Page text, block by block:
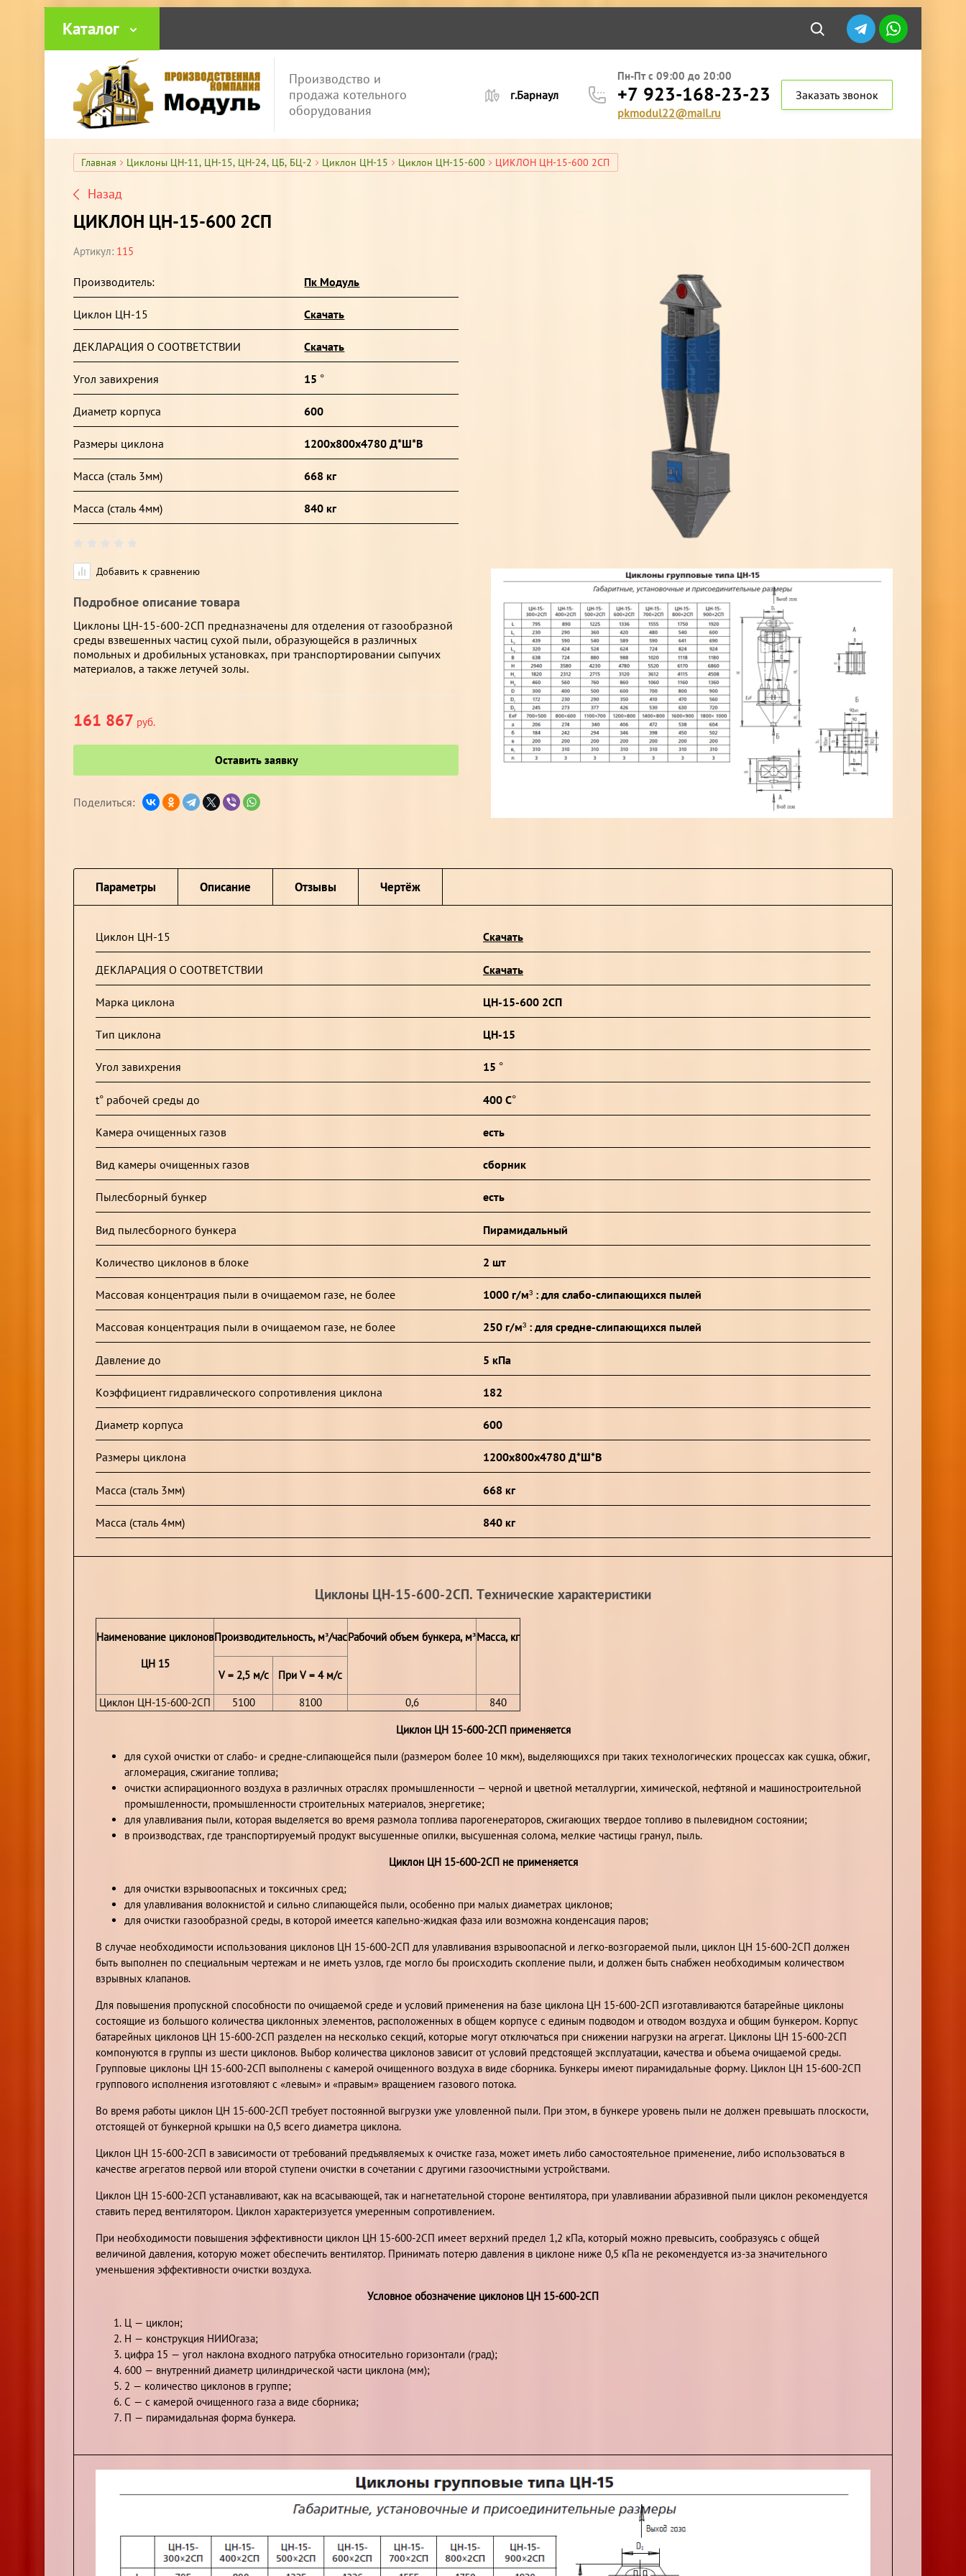
Каталог
Производство и
продажа котельного
оборудования
г.Барнаул
Пн-Пт с 09:00 до 20:00
+7 923-168-23-23
pkmodul22@mail.ru
Заказать звонок
Главная Циклоны ЦН-11, ЦН-15, ЦН-24, ЦБ, БЦ-2 Циклон ЦН-15 Циклон ЦН-15-600 ЦИКЛОН ЦН-15-600 2СП
Назад
ЦИКЛОН ЦН-15-600 2СП
Артикул: 115
Производитель: Пк Модуль
Циклон ЦН-15 Скачать
ДЕКЛАРАЦИЯ О СООТВЕТСТВИИ Скачать
Угол завихрения 15 °
Диаметр корпуса 600
Размеры циклона 1200х800х4780 Д*Ш*В
Масса (сталь 3мм) 668 кг
Масса (сталь 4мм) 840 кг
Добавить к сравнению
Подробное описание товара
Циклоны ЦН-15-600-2СП предназначены для отделения от газообразной
среды взвешенных частиц сухой пыли, образующейся в различных
помольных и дробильных установках, при транспортировании сыпучих
материалов, а также летучей золы.
161 867 руб.
Оставить заявку
Поделиться:
Параметры Описание Отзывы Чертёж
Циклон ЦН-15 Скачать
ДЕКЛАРАЦИЯ О СООТВЕТСТВИИ Скачать
Марка циклона ЦН-15-600 2СП
Тип циклона ЦН-15
Угол завихрения 15 °
t° рабочей среды до 400 С°
Камера очищенных газов есть
Вид камеры очищенных газов сборник
Пылесборный бункер есть
Вид пылесборного бункера Пирамидальный
Количество циклонов в блоке 2 шт
Массовая концентрация пыли в очищаемом газе, не более 1000 г/м³ : для слабо-слипающихся пылей
Массовая концентрация пыли в очищаемом газе, не более 250 г/м³ : для средне-слипающихся пылей
Давление до 5 кПа
Коэффициент гидравлического сопротивления циклона 182
Диаметр корпуса 600
Размеры циклона 1200х800х4780 Д*Ш*В
Масса (сталь 3мм) 668 кг
Масса (сталь 4мм) 840 кг
Циклоны ЦН-15-600-2СП. Технические характеристики
Наименование циклонов
ЦН 15
Производительность, м³/часРабочий объем бункера, м³Масса, кг
V = 2,5 м/с
При V = 4 м/с
Циклон ЦН-15-600-2СП
5100 8100 0,6
840
Циклон ЦН 15-600-2СП применяется
для сухой очистки от слабо- и средне-слипающейся пыли (размером более 10 мкм), выделяющихся при таких технологических процессах как сушка, обжиг,
агломерация, сжигание топлива;
очистки аспирационного воздуха в различных отраслях промышленности — черной и цветной металлургии, химической, нефтяной и машиностроительной
промышленности, промышленности строительных материалов, энергетике;
для улавливания пыли, которая выделяется во время размола топлива парогенераторов, сжигающих твердое топливо в пылевидном состоянии;
в производствах, где транспортируемый продукт высушенные опилки, высушенная солома, мелкие частицы гранул, пыль.
Циклон ЦН 15-600-2СП не применяется
для очистки взрывоопасных и токсичных сред;
для улавливания волокнистой и сильно слипающейся пыли, особенно при малых диаметрах циклонов;
для очистки газообразной среды, в которой имеется капельно-жидкая фаза или возможна конденсация паров;
В случае необходимости использования циклонов ЦН 15-600-2СП для улавливания взрывоопасной и легко-возгораемой пыли, циклон ЦН 15-600-2СП должен
быть выполнен по специальным чертежам и не иметь узлов, где могло бы происходить скопление пыли, и должен быть снабжен необходимым количеством
взрывных клапанов.
Для повышения пропускной способности по очищаемой среде и условий применения на базе циклона ЦН 15-600-2СП изготавливаются батарейные циклоны
состоящие из большого количества циклонных элементов, расположенных в общем корпусе с единым подводом и отводом воздуха и общим бункером. Корпус
батарейных циклонов ЦН 15-600-2СП разделен на несколько секций, которые могут отключаться при снижении нагрузки на агрегат. Циклоны ЦН 15-600-2СП
компонуются в группы из шести циклонов. Выбор количества циклонов зависит от условий предстоящей эксплуатации, качества и объема очищаемой среды.
Групповые циклоны ЦН 15-600-2СП выполнены с камерой очищенного воздуха в виде сборника. Бункеры имеют пирамидальные форму. Циклон ЦН 15-600-2СП
группового исполнения изготовляют с «левым» и «правым» вращением газового потока.
Во время работы циклон ЦН 15-600-2СП требует постоянной выгрузки уже уловленной пыли. При этом, в бункере уровень пыли не должен превышать плоскости,
отстоящей от бункерной крышки на 0,5 всего диаметра циклона.
Циклон ЦН 15-600-2СП в зависимости от требований предъявляемых к очистке газа, может иметь либо самостоятельное применение, либо использоваться в
качестве агрегатов первой или второй ступени очистки в сочетании с другими газоочистными устройствами.
Циклон ЦН 15-600-2СП устанавливают, как на всасывающей, так и нагнетательной стороне вентилятора, при улавливании абразивной пыли циклон рекомендуется
ставить перед вентилятором. Циклон характеризуется умеренным сопротивлением.
При необходимости повышения эффективности циклон ЦН 15-600-2СП имеет верхний предел 1,2 кПа, который можно превысить, сообразуясь с общей
величиной давления, которую может обеспечить вентилятор. Принимать потерю давления в циклоне ниже 0,5 кПа не рекомендуется из-за значительного
уменьшения эффективности очистки воздуха.
Условное обозначение циклонов ЦН 15-600-2СП
Ц — циклон;
Н — конструкция НИИОгаза;
цифра 15 — угол наклона входного патрубка относительно горизонтали (град);
600 — внутренний диаметр цилиндрической части циклона (мм);
2 — количество циклонов в группе;
С — с камерой очищенного газа а виде сборника;
П — пирамидальная форма бункера.